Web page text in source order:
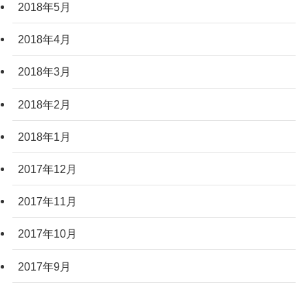
2018年5月
2018年4月
2018年3月
2018年2月
2018年1月
2017年12月
2017年11月
2017年10月
2017年9月